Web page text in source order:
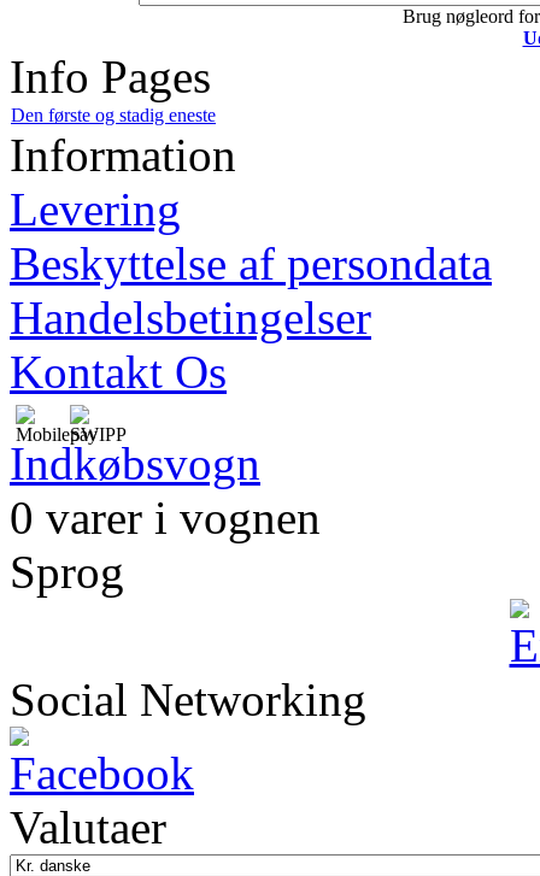
Brug nøgleord
Info Pages
Den første og stadig eneste
Information
Levering
Beskyttelse af persondata
Handelsbetingelser
Kontakt Os
Indkøbsvogn
0 varer i vognen
Sprog
Social Networking
Valutaer